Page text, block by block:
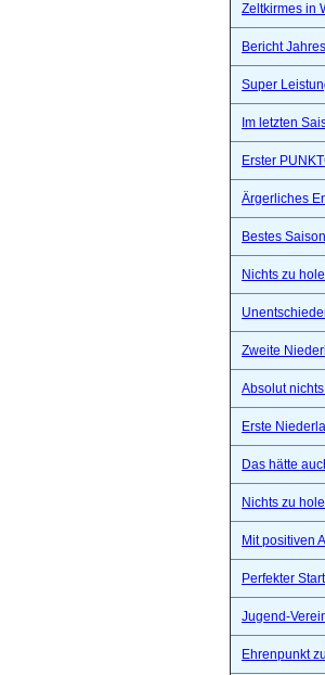
Zeltkirmes in
Bericht
Super
Im letzten
Erster
Ärgerliches
Bestes
Nichts zu
Zweite
Absolut
Erste
Das hätte
Nichts zu
Mit positiven
Perfekter
Jugend-
Ehrenpunkt